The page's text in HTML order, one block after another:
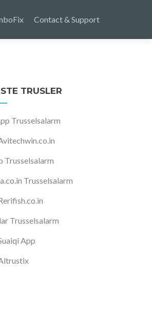
Contact & Support
TRUSLER
Trusselsalarm
Trusselsalarm
Trusselsalarm
Trusselsalarm
App